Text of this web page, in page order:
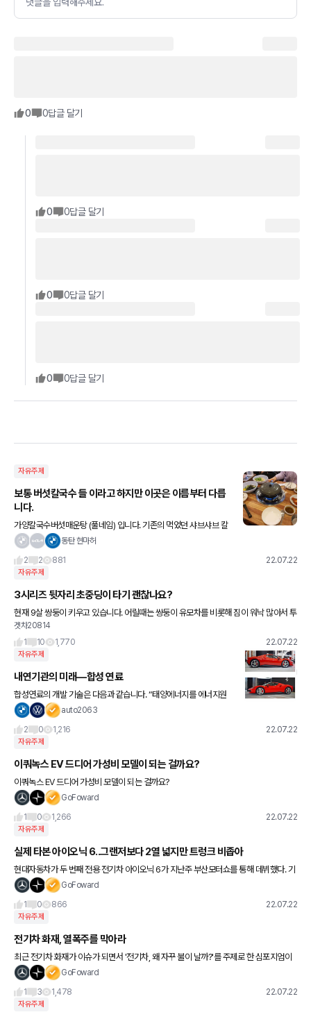
댓글을 입력해주세요.
0 0답글 달기
0 0답글 달기
0 0답글 달기
0 0답글 달기
자유주제
보통 버섯칼국수 들 이라고 하지만 이곳은 이름부터 다릅
니다.
가양칼국수버섯매운탕 (풀네임) 입니다. 기존의 먹었던 샤브샤브 칼
국수의 틀을 완전히 박살낼수 있는 곳입니다. 더욱이 대박인건 샤브동탄 현마허
2
2 881 22.07.22
자유주제
3시리즈 뒷자리 초중딩이 타기 괜찮나요?
현재 9살 쌍둥이 키우고 있습니다. 어릴때는 쌍둥이 유모차를 비롯해 짐이 워낙 많아서 투
아렉사서 잘태우고 다녔습니다. 근데 이제 짐도 줄고 애들도 카시트 없이도 앉힐수 있게
되서 좀 작은 차를 알아
겟차20814
1
10 1,770 22.07.22
자유주제
내연기관의 미래—합성 연료
합성연료의 개발 기술은 다음과 같습니다. “태양에너지를 에너지원
으로 하여 이산화탄소와 물을 합성가스(일산화탄소 + 수소)로 변환
으로
auto2063
2
0 1,216 22.07.22
자유주제
이쿼녹스 EV 드디어 가성비 모델이 되는 걸까요?
이쿼녹스 EV 드디어 가성비 모델이 되는 걸까요?
GoFoward
1
0 1,266 22.07.22
자유주제
실제 타본 아이오닉 6..그랜저보다 2열 넓지만 트렁크 비좁아
현대자동차가 두 번째 전용 전기차 아이오닉 6가 지난주 부산모터쇼를 통해 데뷔했다. 기
자가 직접 1,2열에 앉아본 결과 긴 휠베이스 덕분에 그랜저보다 무릎공간이 더 넉넉했다.
GoFoward
1
0 866 22.07.22
자유주제
전기차 화재, 열폭주를 막아라
최근 전기차 화재가 이슈가 되면서 '전기차, 왜 자꾸 불이 날까?'를 주제로 한 심포지엄이
열렸다. 7월 21일 국제 그린카 전시회가 열리는 광주 김대중컨벤션센터에서 한국자동차
GoFoward
1
3 1,478 22.07.22
자유주제